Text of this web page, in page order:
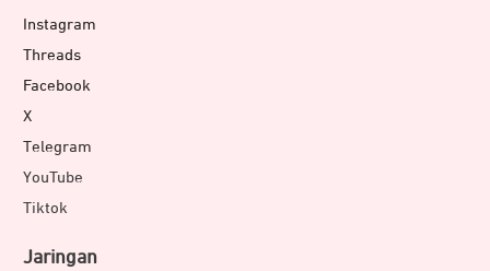
Instagram
Threads
Facebook
X
Telegram
YouTube
Tiktok
Jaringan